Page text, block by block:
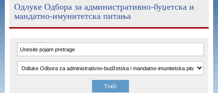
Одлуке Одбора за административно-буџетска и
мандатно-имунитетска питања